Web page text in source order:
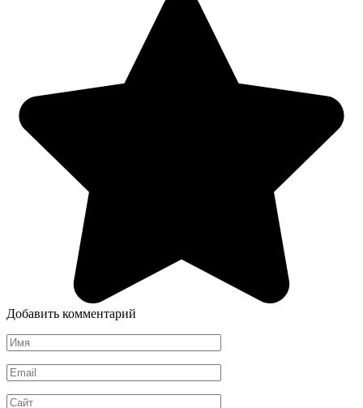
Добавить комментарий
Имя
*
Email
*
Сайт